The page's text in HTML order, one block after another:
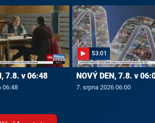
7.8. v 06:48
06:48
53:01
NOVÝ DEN, 7.8. v
7. srpna 2026 06:00